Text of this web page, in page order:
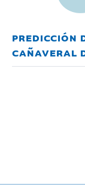
PREDICCIÓN
CAÑAVERAL